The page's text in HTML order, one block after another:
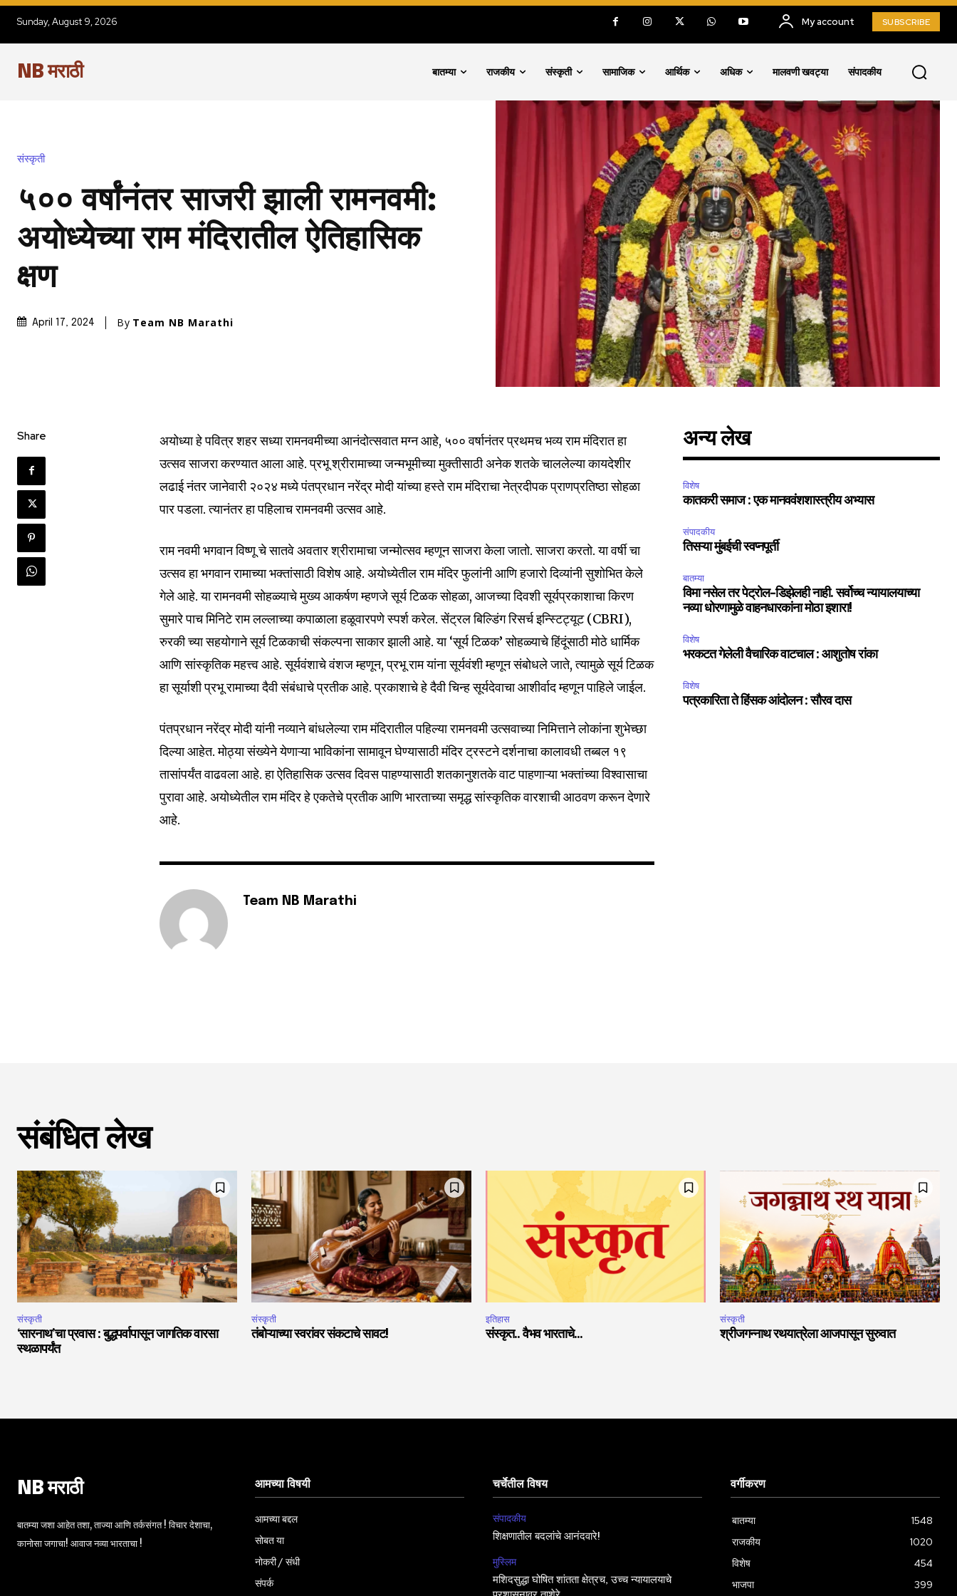
Join our community of
SUBSCRIBERS and be part
To subscribe, simply enter your email address on our website or click
the subscribe button below. Don't worry, we respect your privacy and
won't spam your inbox. Your information is safe with us.
SUBSCRIBE
I've read and accept the Privacy Policy
6,300 32,111
Followers
Sunday, August 9, 2026 My account SUBSCRIBE
NB मराठी बातम्या राजकीय संस्कृती सामाजिक आर्थिक अधिक मालवणी खवट्या संपादकीय
संस्कृती
५०० वर्षांनंतर साजरी झाली रामनवमी:
अयोध्येच्या राम मंदिरातील ऐतिहासिक
क्षण
April 17, 2024 By Team NB Marathi
Share
अयोध्या हे पवित्र शहर सध्या रामनवमीच्या आनंदोत्सवात मग्न आहे, ५०० वर्षानंतर प्रथमच भव्य राम मंदिरात हा
उत्सव साजरा करण्यात आला आहे. प्रभू श्रीरामाच्या जन्मभूमीच्या मुक्तीसाठी अनेक शतके चाललेल्या कायदेशीर
लढाई नंतर जानेवारी २०२४ मध्ये पंतप्रधान नरेंद्र मोदी यांच्या हस्ते राम मंदिराचा नेत्रदीपक प्राणप्रतिष्ठा सोहळा
पार पडला. त्यानंतर हा पहिलाच रामनवमी उत्सव आहे.
राम नवमी भगवान विष्णू चे सातवे अवतार श्रीरामाचा जन्मोत्सव म्हणून साजरा केला जातो. साजरा करतो. या वर्षी चा
उत्सव हा भगवान रामाच्या भक्तांसाठी विशेष आहे. अयोध्येतील राम मंदिर फुलांनी आणि हजारो दिव्यांनी सुशोभित केले
गेले आहे. या रामनवमी सोहळ्याचे मुख्य आकर्षण म्हणजे सूर्य टिळक सोहळा, आजच्या दिवशी सूर्यप्रकाशाचा किरण
सुमारे पाच मिनिटे राम लल्लाच्या कपाळाला हळूवारपणे स्पर्श करेल. सेंट्रल बिल्डिंग रिसर्च इन्स्टिट्यूट (CBRI),
रुरकी च्या सहयोगाने सूर्य टिळकाची संकल्पना साकार झाली आहे. या ‘सूर्य टिळक’ सोहळ्याचे हिंदूंसाठी मोठे धार्मिक
आणि सांस्कृतिक महत्त्व आहे. सूर्यवंशाचे वंशज म्हणून, प्रभू राम यांना सूर्यवंशी म्हणून संबोधले जाते, त्यामुळे सूर्य टिळक
हा सूर्याशी प्रभू रामाच्या दैवी संबंधाचे प्रतीक आहे. प्रकाशाचे हे दैवी चिन्ह सूर्यदेवाचा आशीर्वाद म्हणून पाहिले जाईल.
पंतप्रधान नरेंद्र मोदी यांनी नव्याने बांधलेल्या राम मंदिरातील पहिल्या रामनवमी उत्सवाच्या निमित्ताने लोकांना शुभेच्छा
दिल्या आहेत. मोठ्या संख्येने येणाऱ्या भाविकांना सामावून घेण्यासाठी मंदिर ट्रस्टने दर्शनाचा कालावधी तब्बल १९
तासांपर्यंत वाढवला आहे. हा ऐतिहासिक उत्सव दिवस पाहण्यासाठी शतकानुशतके वाट पाहणाऱ्या भक्तांच्या विश्वासाचा
पुरावा आहे. अयोध्येतील राम मंदिर हे एकतेचे प्रतीक आणि भारताच्या समृद्ध सांस्कृतिक वारशाची आठवण करून देणारे
आहे.
Team NB Marathi
अन्य लेख
विशेष
कातकरी समाज : एक मानववंशशास्त्रीय अभ्यास
संपादकीय
तिसऱ्या मुंबईची स्वप्नपूर्ती
बातम्या
विमा नसेल तर पेट्रोल-डिझेलही नाही. सर्वोच्च न्यायालयाच्या
नव्या धोरणामुळे वाहनधारकांना मोठा इशारा!
विशेष
भरकटत गेलेली वैचारिक वाटचाल : आशुतोष रांका
विशेष
पत्रकारिता ते हिंसक आंदोलन : सौरव दास
संबंधित लेख
संस्कृती
‘सारनाथ’चा प्रवास : बुद्धपर्वापासून जागतिक वारसा
स्थळापर्यंत
संस्कृती
तंबोऱ्याच्या स्वरांवर संकटाचे सावट!
इतिहास
संस्कृत.. वैभव भारताचे…
संस्कृती
श्रीजगन्नाथ रथयात्रेला आजपासून सुरुवात
NB मराठी
बातम्या जशा आहेत तशा, ताज्या आणि तर्कसंगत ! विचार देशाचा,
कानोसा जगाचा! आवाज नव्या भारताचा !
आमच्या विषयी
आमच्या बद्दल
सोबत या
नोकरी / संधी
संपर्क
चर्चेतील विषय
संपादकीय
शिक्षणातील बदलांचे आनंदवारे!
मुस्लिम
मशिदसुद्धा घोषित शांतता क्षेत्रच, उच्च न्यायालयाचे
वर्गीकरण
बातम्या
1548
राजकीय
1020
विशेष
454
भाजपा
399